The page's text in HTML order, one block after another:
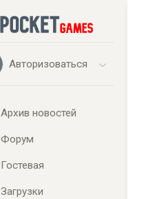
Авторизоваться
Архив новостей
Форум
Гостевая
Загрузки